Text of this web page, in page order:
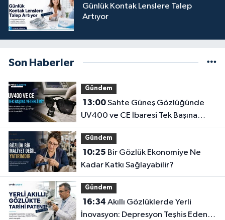
Günlük Kontak Lenslere Talep
Artıyor
Son Haberler
Gündem
13:00Sahte Güneş Gözlüğünde
UV400 ve CE İbaresi Tek Başına
Yeterli mi?
Gündem
10:25
Kadar Katkı Sağlayabilir?
Gündem
16:34
İnovasyon: Depresyon Teşhis Eden